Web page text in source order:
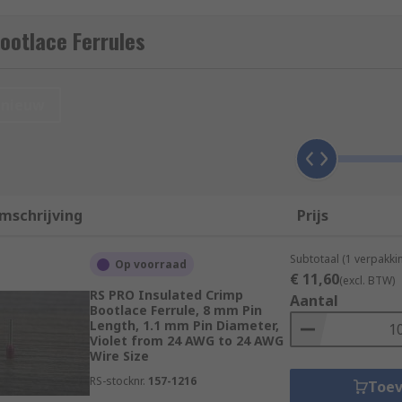
the ferrule through the plastic collar so that the
to crimp the metal tube to hold the wire or
of contact reliability required by a wide range of
Ferrules
Prijs
Op voorraad
RS PRO Insulated Crimp
Bootlace Ferrule, 8 mm Pin
Length, 1.1 mm Pin Diameter,
Violet from 24 AWG to 24 AWG
Wire Size
RS-stocknr. 157-1216
Subtotaal (1
€ 11,60(excl. BTW)
Aantal